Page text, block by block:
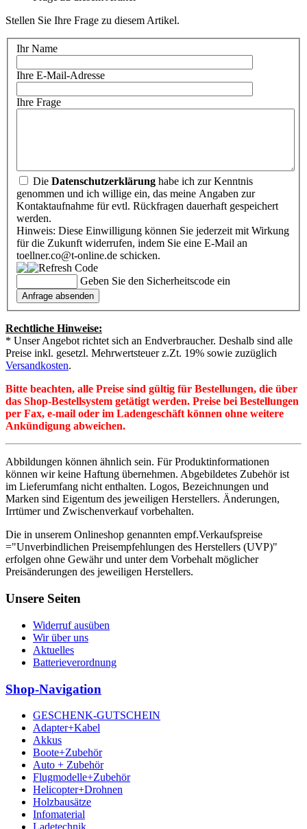
Stellen Sie Ihre Frage zu diesem Artikel.
Ihr Name
Ihre E-Mail-Adresse
Ihre Frage
Die Datenschutzerklärung habe ich zur Kenntnis
genommen und ich willige ein, das meine Angaben zur
Kontaktaufnahme für evtl. Rückfragen dauerhaft gespeichert
werden.
Hinweis: Diese Einwilligung können Sie jederzeit mit Wirkung
für die Zukunft widerrufen, indem Sie eine E-Mail an
toellner.co@t-online.de schicken.
Geben Sie den Sicherheitscode ein
Rechtliche Hinweise:
* Unser Angebot richtet sich an Endverbraucher. Deshalb sind alle
Preise inkl. gesetzl. Mehrwertsteuer z.Zt. 19% sowie zuzüglich
Versandkosten.
Bitte beachten, alle Preise sind gültig für Bestellungen, die über
das Shop-Bestellsystem getätigt werden. Preise bei Bestellungen
per Fax, e-mail oder im Ladengeschäft können ohne weitere
Ankündigung abweichen.
Abbildungen können ähnlich sein. Für Produktinformationen
können wir keine Haftung übernehmen. Abgebildetes Zubehör ist
im Lieferumfang nicht enthalten. Logos, Bezeichnungen und
Marken sind Eigentum des jeweiligen Herstellers. Änderungen,
Irrtümer und Zwischenverkauf vorbehalten.
Die in unserem Onlineshop genannten empf.Verkaufspreise
="Unverbindlichen Preisempfehlungen des Herstellers (UVP)"
erfolgen ohne Gewähr und unter dem Vorbehalt möglicher
Preisänderungen des jeweiligen Herstellers.
Unsere Seiten
Widerruf ausüben
Wir über uns
Aktuelles
Batterieverordnung
Shop-Navigation
GESCHENK-GUTSCHEIN
Adapter+Kabel
Akkus
Boote+Zubehör
Auto + Zubehör
Flugmodelle+Zubehör
Helicopter+Drohnen
Holzbausätze
Infomaterial